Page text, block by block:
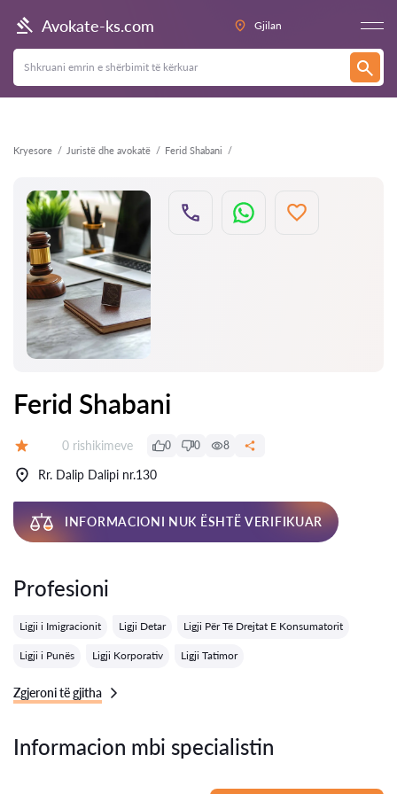
Avokate-ks.com Gjilan
Kryesore Juristë dhe avokatë Ferid Shabani
Kthehu
Ferid Shabani
Rishikime:
0 rishikimeve 0 0 8
Rr. Dalip Dalipi nr.130
INFORMACIONI NUK ËSHTË VERIFIKUAR
Profesioni
Ligji i Imigracionit Ligji Detar Ligji Për Të Drejtat E Konsumatorit
Ligji i Punës Ligji Korporativ Ligji Tatimor
Zgjeroni të gjitha
Informacion mbi specialistin